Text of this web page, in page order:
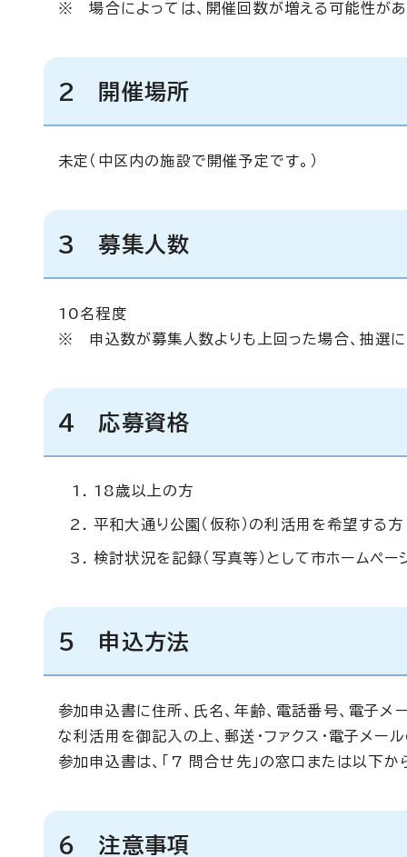
※ 場合によっては、開催回数が増える可能性があ
2 開催場所
未定（中区内の施設で開催予定です。）
3 募集人数
10名程度
※ 申込数が募集人数よりも上回った場合、抽選に
4 応募資格
18歳以上の方
平和大通り公園（仮称）の利活用を希望する方
検討状況を記録（写真等）として市ホームペ
5 申込方法
参加申込書に住所、氏名、年齢、電話番号、電子メ
な利活用を御記入の上、郵送・ファクス・電子メ
参加申込書は、「7 問合せ先」の窓口または以下か
6 注意事項